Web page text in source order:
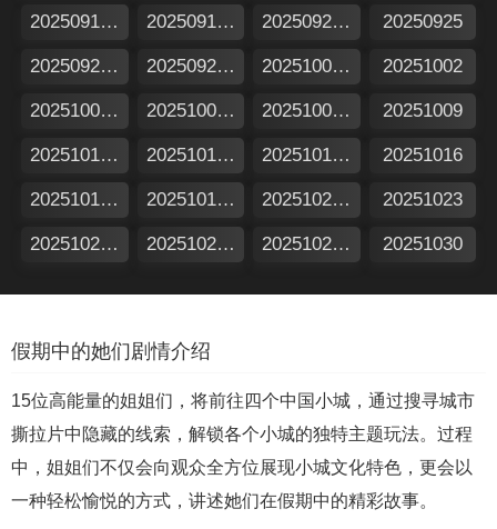
20250919加更版 20250919特别企划 20250924假期日记 20250925
20250926加更版 20250926特别企划 20251001假期日记 20251002
20251003加更版 20251003特别企划 20251008假期日记 20251009
20251010加更版 20251010特别企划 20251015假期日记 20251016
20251017加更版 20251017特别企划 20251022假期日记 20251023
20251024加更版 20251024特别企划 20251029假期日记 20251030
假期中的她们剧情介绍
15位高能量的姐姐们，将前往四个中国小城，通过搜寻城市
撕拉片中隐藏的线索，解锁各个小城的独特主题玩法。过程
中，姐姐们不仅会向观众全方位展现小城文化特色，更会以
一种轻松愉悦的方式，讲述她们在假期中的精彩故事。